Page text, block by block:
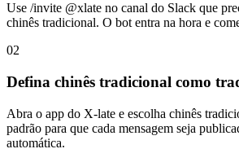
Use /invite @xlate no canal do Slack que
chinês tradicional. O bot entra na hora e
02
Defina chinês tradicional como
Abra o app do X-late e escolha chinês
padrão para que cada mensagem seja
automática.